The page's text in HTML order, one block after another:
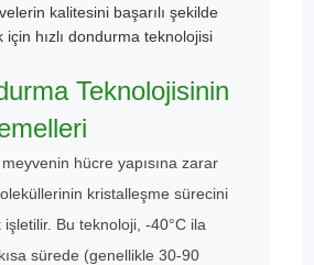
kalitesini başarılı şekilde
için hızlı dondurma teknolojisi
Teknolojisinin
meyvenin hücre yapısına zarar
kristalleşme sürecini
Bu teknoloji, -40°C ila
sürede (genellikle 30-90